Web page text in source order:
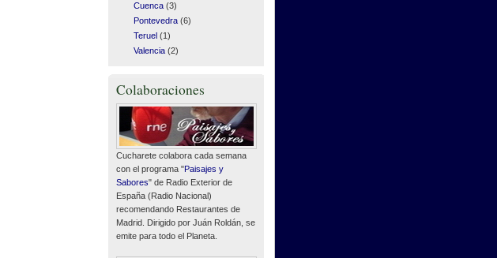
Cuenca(3)
Pontevedra(6)
Teruel(1)
Valencia(2)
Colaboraciones
Cucharete colabora cada semana
con el programa "Paisajes y
Sabores" de Radio Exterior de
España (Radio Nacional)
recomendando Restaurantes de
Madrid. Dirigido por Juán Roldán, se
emite para todo el Planeta.